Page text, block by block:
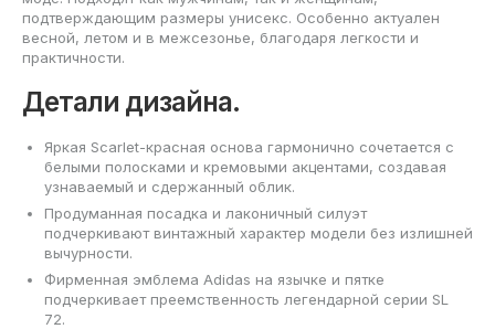
подтверждающим размеры унисекс. Особенно актуален
весной, летом и в межсезонье, благодаря легкости и
практичности.
Детали дизайна.
Яркая Scarlet-красная основа гармонично сочетается с
белыми полосками и кремовыми акцентами, создавая
узнаваемый и сдержанный облик.
Продуманная посадка и лаконичный силуэт
подчеркивают винтажный характер модели без излишней
вычурности.
Фирменная эмблема Adidas на язычке и пятке
подчеркивает преемственность легендарной серии SL
72.